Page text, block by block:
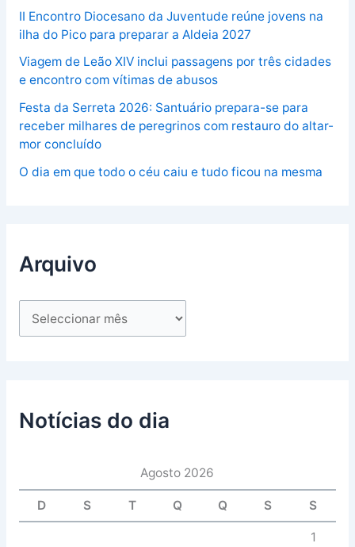
II Encontro Diocesano da Juventude reúne jovens na
ilha do Pico para preparar a Aldeia 2027
Viagem de Leão XIV inclui passagens por três cidades
e encontro com vítimas de abusos
Festa da Serreta 2026: Santuário prepara-se para
receber milhares de peregrinos com restauro do altar-
mor concluído
O dia em que todo o céu caiu e tudo ficou na mesma
Arquivo
Notícias do dia
Agosto 2026
D S T Q Q S S
1